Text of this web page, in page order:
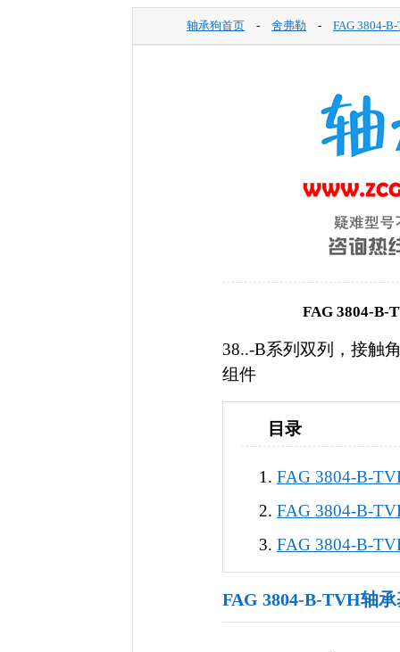
轴承狗首页 - 舍弗勒 - FAG 3804-
FAG 3804-B-
38..-B系列双列，接触
组件
目录
FAG 3804-B-
FAG 3804-B-
FAG 3804-B-
FAG 3804-B-TVH轴